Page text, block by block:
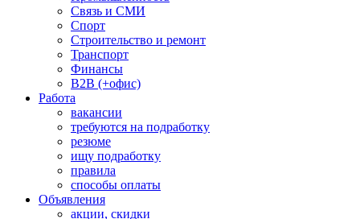
Связь и СМИ
Спорт
Строительство и ремонт
Транспорт
Финансы
B2B (+офис)
Работа
вакансии
требуются на подработку
резюме
ищу подработку
правила
способы оплаты
Объявления
акции, скидки